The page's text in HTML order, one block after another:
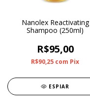
Nanolex Reactivating
Shampoo (250ml)
R$95,00
R$90,25 com Pix
ESPIAR